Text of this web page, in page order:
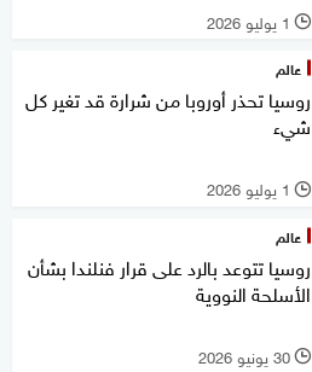
l 1 يوليو 2026
عالم
روسيا تحذر أوروبا من شرارة قد تغير كل
شيء
l 1 يوليو 2026
عالم
روسيا تتوعد بالرد على قرار فنلندا بشأن
الأسلحة النووية
l 30 يونيو 2026